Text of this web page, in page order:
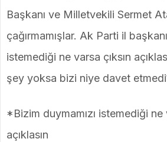
Başkanı ve Milletvekili Sermet
çağırmamışlar. Ak Parti il
istemediği ne varsa çıksın
şey yoksa bizi niye davet
*Bizim duymamızı istemediği ne
açıklasın